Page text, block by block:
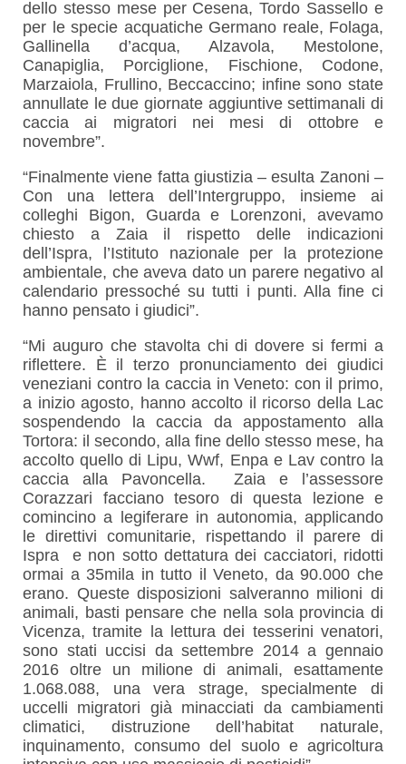
dello stesso mese per Cesena, Tordo Sassello e
per le specie acquatiche Germano reale, Folaga,
Gallinella d’acqua, Alzavola, Mestolone,
Canapiglia, Porciglione, Fischione, Codone,
Marzaiola, Frullino, Beccaccino; infine sono state
annullate le due giornate aggiuntive settimanali di
caccia ai migratori nei mesi di ottobre e
novembre”.
“Finalmente viene fatta giustizia – esulta Zanoni –
Con una lettera dell’Intergruppo, insieme ai
colleghi Bigon, Guarda e Lorenzoni, avevamo
chiesto a Zaia il rispetto delle indicazioni
dell’Ispra, l’Istituto nazionale per la protezione
ambientale, che aveva dato un parere negativo al
calendario pressoché su tutti i punti. Alla fine ci
hanno pensato i giudici”.
“Mi auguro che stavolta chi di dovere si fermi a
riflettere. È il terzo pronunciamento dei giudici
veneziani contro la caccia in Veneto: con il primo,
a inizio agosto, hanno accolto il ricorso della Lac
sospendendo la caccia da appostamento alla
Tortora: il secondo, alla fine dello stesso mese, ha
accolto quello di Lipu, Wwf, Enpa e Lav contro la
caccia alla Pavoncella.
Zaia e l’assessore
Corazzari facciano tesoro di questa lezione e
comincino a legiferare in autonomia, applicando
le direttivi comunitarie, rispettando il parere di
Ispra e non sotto dettatura dei cacciatori, ridotti
ormai a 35mila in tutto il Veneto, da 90.000 che
erano. Queste disposizioni salveranno milioni di
animali, basti pensare che nella sola provincia di
Vicenza, tramite la lettura dei tesserini venatori,
sono stati uccisi da settembre 2014 a gennaio
2016 oltre un milione di animali, esattamente
1.068.088, una vera strage, specialmente di
uccelli migratori già minacciati da cambiamenti
climatici, distruzione dell’habitat naturale,
inquinamento, consumo del suolo e agricoltura